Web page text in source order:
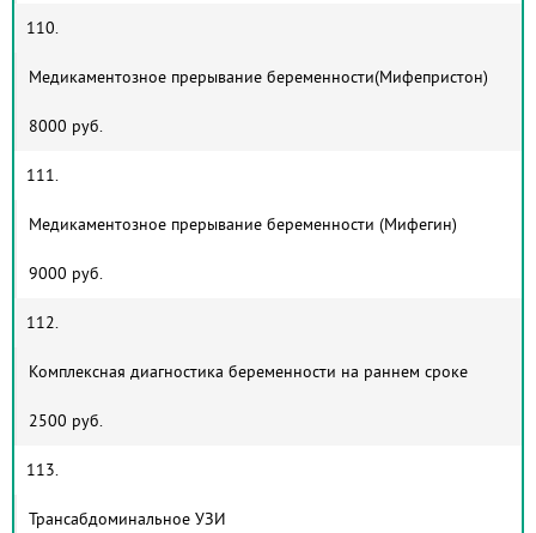
110.
Медикаментозное прерывание беременности(Мифепристон)
8000 руб.
111.
Медикаментозное прерывание беременности (Мифегин)
9000 руб.
112.
Комплексная диагностика беременности на раннем сроке
2500 руб.
113.
Трансабдоминальное УЗИ